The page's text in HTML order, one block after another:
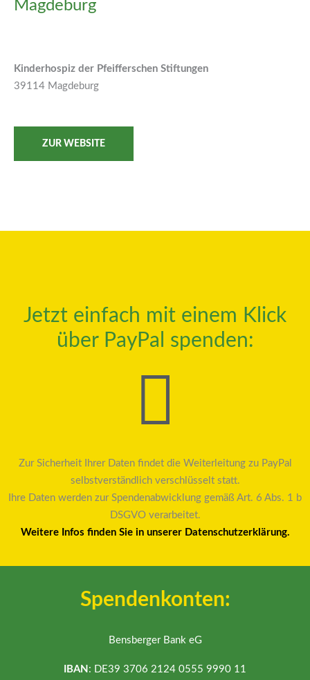
Magdeburg
Kinderhospiz der Pfeifferschen Stiftungen
39114 Magdeburg
ZUR WEBSITE
Jetzt einfach mit einem Klick
über PayPal spenden:
Zur Sicherheit Ihrer Daten findet die Weiterleitung zu PayPal
selbstverständlich verschlüsselt statt.
Ihre Daten werden zur Spendenabwicklung gemäß Art. 6 Abs. 1 b
DSGVO verarbeitet.
Weitere Infos finden Sie in unserer Datenschutzerklärung.
Spendenkonten:
Bensberger Bank eG
IBAN : DE39 3706 2124 0555 9990 11